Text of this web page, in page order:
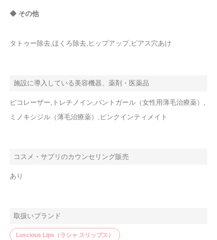
◆ その他
タトゥー除去,ほくろ除去,ヒップアップ,ピアス穴あけ
施設に導入している美容機器、薬剤・医薬品
ピコレーザー,トレチノイン,パントガール（女性用薄毛治療薬）,
ミノキシジル（薄毛治療薬）,ピンクインティメイト
コスメ・サプリのカウンセリング販売
あり
取扱いブランド
Luscious Lips（ラシャ スリップス）